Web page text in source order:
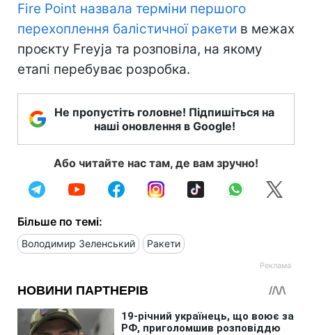
Fire Point назвала терміни першого
перехоплення балістичної ракети в межах
проєкту Freyja та розповіла, на якому
етапі перебуває розробка.
Не пропустіть головне! Підпишіться на
наші оновлення в Google!
Або читайте нас там, де вам зручно!
Більше по темі:
Володимир Зеленський Ракети